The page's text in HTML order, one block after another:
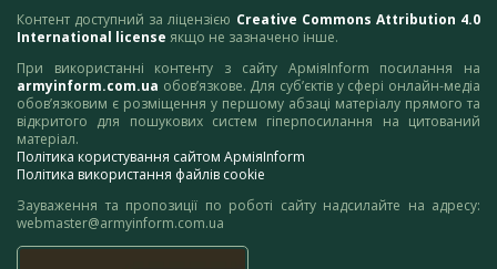
Контент доступний за ліцензією Creative Commons Attribution 4.0
International license якщо не зазначено інше.
При використанні контенту з сайту АрміяInform посилання на
armyinform.com.ua обов’язкове. Для суб’єктів у сфері онлайн-медіа
обов’язковим є розміщення у першому абзаці матеріалу прямого та
відкритого для пошукових систем гіперпосилання на цитований
матеріал.
Політика користування сайтом АрміяInform
Політика використання файлів cookie
Зауваження та пропозиції по роботі сайту надсилайте на адресу:
webmaster@armyinform.com.ua